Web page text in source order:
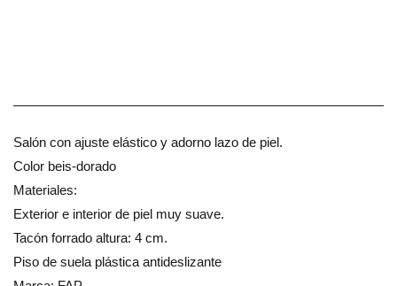
Salón con ajuste elástico y adorno lazo de piel.
Color beis-dorado
Materiales:
Exterior e interior de piel muy suave.
Tacón forrado altura: 4 cm.
Piso de suela plástica antideslizante